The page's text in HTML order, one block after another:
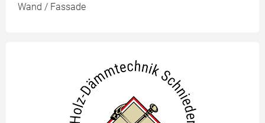
Wand / Fassade